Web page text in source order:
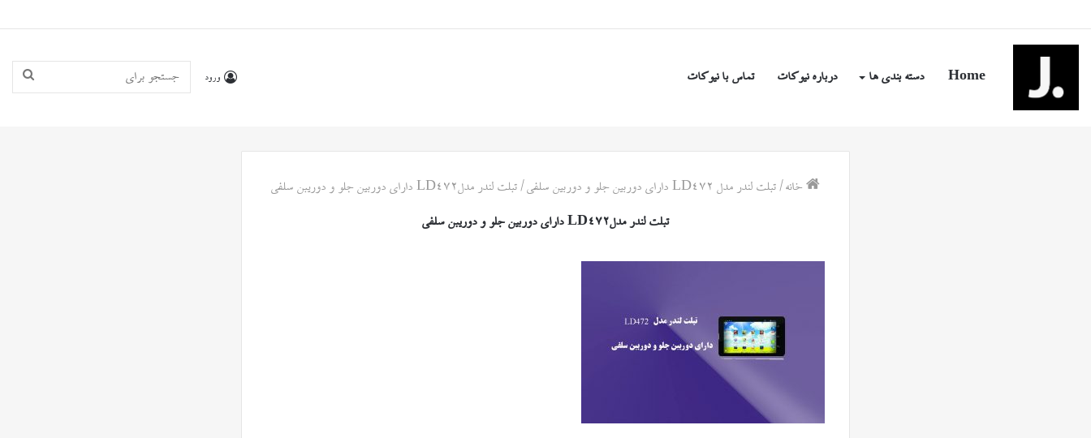
Home دسته بندی ها درباره نیوکات تماس با نیوکات ورود
خانه / تبلت لندر مدل LD472 دارای دوربین جلو و دوربین سلفی / تبلت لندر مدلLD472 دارای دوربین جلو و دوریبن سلفی
تبلت لندر مدلLD472 دارای دوربین جلو و دوریبن سلفی